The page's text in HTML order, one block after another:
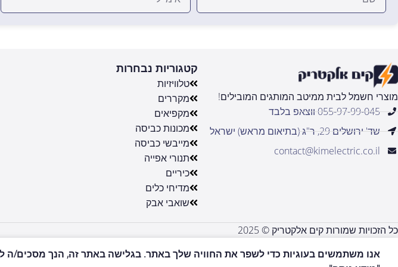
מוצרי חשמל לבית ממיטב המותגים המובילים!
055-97-99-045 ווצאפ בלבד
שד' ירושלים 29, ר"ג (בתיאום מראש) ישראל
contact@kimelectric.co.il
קטגוריות נבחרות
טלוויזיות
מקררים
מקפיאים
מכונות כביסה
מייבשי כביסה
תנורי אפייה
כיריים
מדיחי כלים
שואבי אבק
כל הזכויות שמורות קים אלקטריק © 2025
אנו משתמשים בעוגיות כדי לשפר את החוויה שלך באתר. בגלישה באתר זה, הנך מסכים/ה